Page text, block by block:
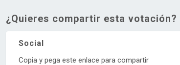
¿Quieres compartir esta votación?
Social
Copia y pega este enlace para compartir